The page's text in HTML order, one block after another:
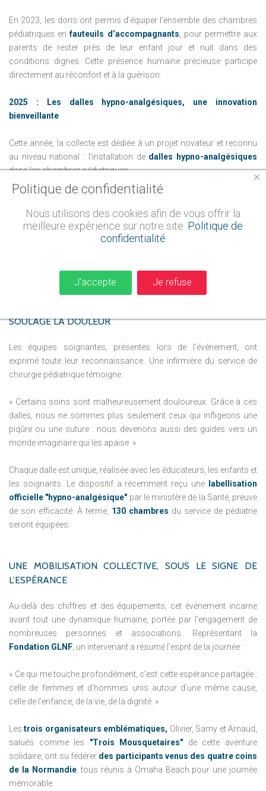
En 2023, les dons ont permis d’équiper l’ensemble des chambres
pédiatriques enfauteuils d’accompagnants, pour permettre aux
parents de rester près de leur enfant jour et nuit dans des
conditions dignes. Cette présence humaine précieuse participe
directement au réconfort et à la guérison.
2025 : Les dalles hypno-analgésiques, une innovation
bienveillante
Cette année, la collecte est dédiée à un projet novateur et reconnu
au niveau national : l’installation de dalles hypno-analgésiques
dans les chambres pédiatriques.
Ces dalles sont bien plus que des éléments décoratifs. Issues de
dessins réalisés avec les enfants et conçues par un créateur
normand basé à Dieppe, elles forment un outil thérapeutique
aident à réduire la douleur ressentie
SOULAGE LA DOULEUR
Les équipes soignantes, présentes lors de l’événement, ont
exprimé toute leur reconnaissance. Une infirmière du service de
chirurgie pédiatrique témoigne :
« Certains soins sont malheureusement douloureux. Grâce à ces
dalles, nous ne sommes plus seulement ceux qui infligeons une
piqûre ou une suture : nous devenons aussi des guides vers un
monde imaginaire qui les apaise. »
Chaque dalle est unique, réalisée avec les éducateurs, les enfants et
les soignants. Le dispositif a récemment reçu une
labellisation
officielle "hypno-analgésique" par le ministère de la Santé, preuve
de son efficacité. À terme, 130 chambres du service de pédiatrie
seront équipées.
UNE MOBILISATION COLLECTIVE, SOUS LE SIGNE
DE
L’ESPÉRANCE
Au-delà des chiffres et des équipements, cet événement incarne
avant tout une dynamique humaine, portée par l’engagement de
nombreuses personnes et associations. Représentant la
Fondation GLNF, un intervenant a résumé l’esprit de la journée :
« Ce qui me touche profondément, c’est cette espérance partagée :
celle de femmes et d’hommes unis autour d’une même cause,
celle de l’enfance, de la vie, de la dignité. »
Lestrois organisateurs emblématiques, Olivier, Samy et Arnaud,
salués comme les "Trois Mousquetaires" de cette aventure
solidaire, ont su fédérer des participants venus des quatre coins
de la Normandie, tous réunis à Omaha Beach pour une journée
mémorable.
×
Politique de confidentialité
Nous utilisons des cookies afin de vous offrir la
meilleure expérience sur notre site. Politique de
confidentialité
J'accepte Je refuse